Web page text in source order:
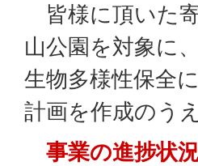
皆様に頂いた
山公園を対象に
生物多様性保全
計画を作成のう
事業の進捗状